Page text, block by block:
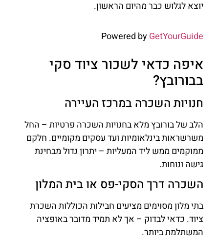
יוצא לגלוש כבר מהיום הראשון.
Powered byGetYourGuide
איפה כדאי לשכור ציוד סקי
בבורובץ?
חנויות השכרה במרכז העיירה
הלב של בורובץ מלא בחנויות השכרה פרטיות – החל
משרשראות בינלאומיות ועד עסקים מקומיים. חלקם
ממוקמים ממש ליד המעליות – יתרון גדול מבחינת
גישה ונוחות.
השכרה דרך הסקי-פס או בית המלון
בתי מלון מסוימים מציעים חבילות הכוללות השכרת
ציוד. כדאי לבדוק – אך לא תמיד מדובר באופציה
המשתלמת ביותר.